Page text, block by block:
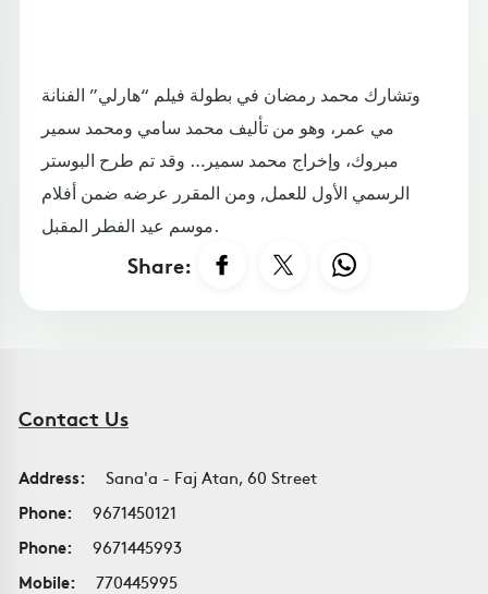
وتشارك محمد رمضان في بطولة فيلم “هارلي” الفنانة
مي عمر، وهو من تأليف محمد سامي ومحمد سمير
مبروك، وإخراج محمد سمير… وقد تم طرح البوستر
الرسمي الأول للعمل, ومن المقرر عرضه ضمن أفلام
موسم عيد الفطر المقبل.
Share:
Contact Us
Address:
Sana'a - Faj Atan, 60 Street
Phone:
9671450121
Phone:
9671445993
Mobile:
770445995